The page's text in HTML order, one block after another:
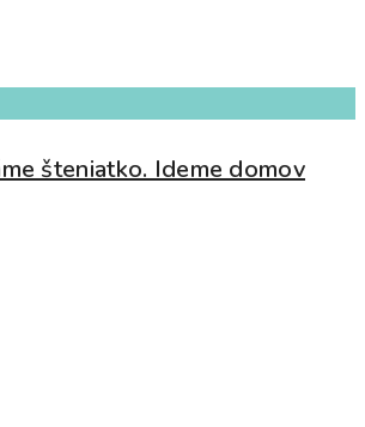
šteniatko. Ideme domov